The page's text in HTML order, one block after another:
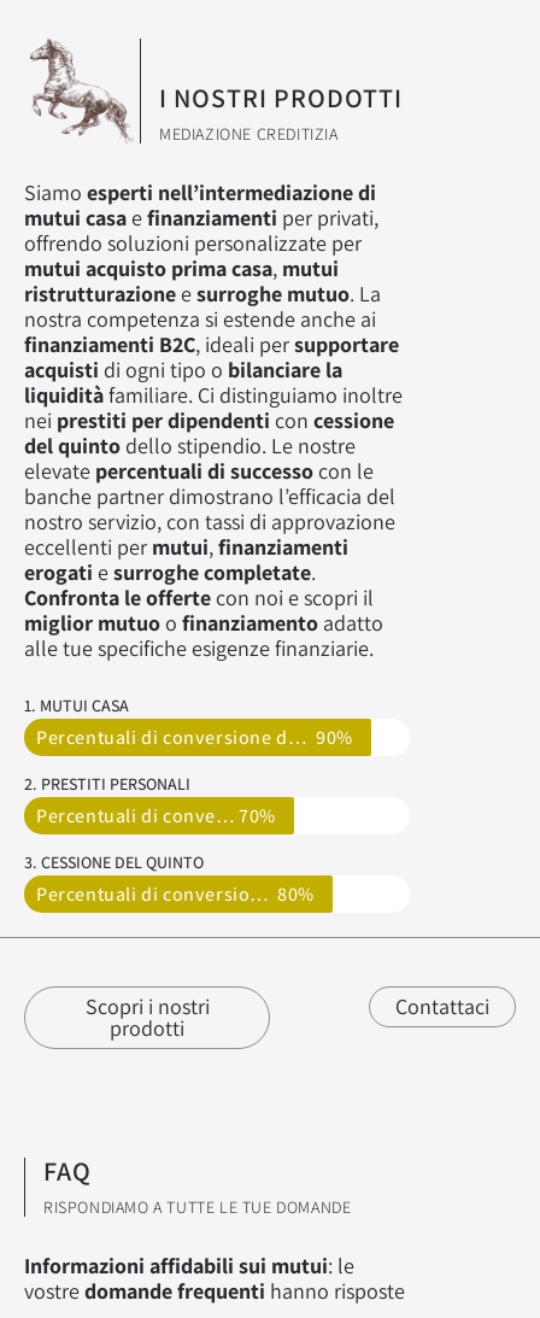
I NOSTRI PRODOTTI
MEDIAZIONE CREDITIZIA
Siamo esperti nell’intermediazione di
mutui casa efinanziamenti per privati,
offrendo soluzioni personalizzate per
mutui acquisto prima casa, mutui
ristrutturazione esurroghe mutuo. La
nostra competenza si estende anche ai
finanziamenti B2C, ideali persupportare
acquisti di ogni tipo o bilanciare la
liquiditàfamiliare. Ci distinguiamo inoltre
nei prestiti per dipendenti con cessione
del quinto dello stipendio. Le nostre
elevate percentuali di successocon le
banche partner dimostrano l’efficacia del
nostro servizio, con tassi di approvazione
eccellenti per mutui,finanziamenti
erogati esurroghe completate.
Confronta le offertecon noi e scopri il
miglior mutuoo finanziamento adatto
alle tue specifiche esigenze finanziarie.
1. MUTUI CASA
Percentuali di conversione delle pratiche 90%
2. PRESTITI PERSONALI
Percentuali di conversione delle pratiche70%
3. CESSIONE DEL QUINTO
Percentuali di conversione delle pratiche 80%
Scopri i nostri
prodotti
Contattaci
FAQ
RISPONDIAMO A TUTTE LE TUE DOMANDE
Informazioni affidabili sui mutui: le
vostredomande frequenti hanno risposte